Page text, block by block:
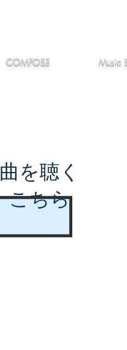
COMPOSE Music
曲を聴く
こちら